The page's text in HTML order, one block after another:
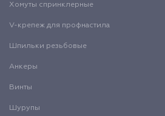
Хомуты спринклерные
V-крепеж для профнастила
Шпильки резьбовые
Анкеры
Винты
Шурупы